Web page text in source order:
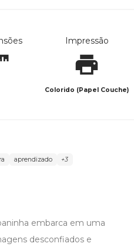
Impressão
Colorido (Papel Couche)
aprendizado +3
embarca em uma
desconfiados e